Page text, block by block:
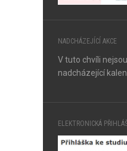
NADCHÁZEJÍCÍ AKCE
V tuto chvíli
nadcházející
ELEKTRONICKÁ